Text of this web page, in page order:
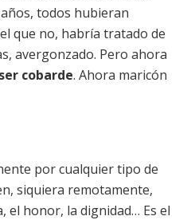
todos hubieran
que no, habría tratado de
avergonzado. Pero ahora
cobarde. Ahora maricón
por cualquier tipo de
siquiera remotamente,
el honor, la dignidad… Es el